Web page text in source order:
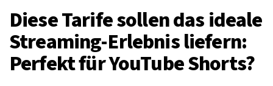
Diese Tarife sollen das ideale
Streaming-Erlebnis liefern:
Perfekt für YouTube Shorts?